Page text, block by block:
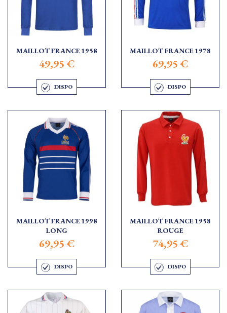
MAILLOT FRANCE 1958
49,95 €
DISPO
MAILLOT FRANCE 1978
69,95 €
DISPO
MAILLOT FRANCE 1998
LONG
69,95 €
DISPO
MAILLOT FRANCE 1958
ROUGE
74,95 €
DISPO